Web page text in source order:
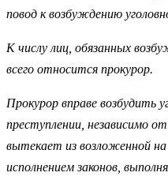
повод к возбуждению
К числу лиц, обязанных
всего относится прокурор.
Прокурор вправе возбудить
преступлении, независимо
вытекает из возложенной на
исполнением законов,